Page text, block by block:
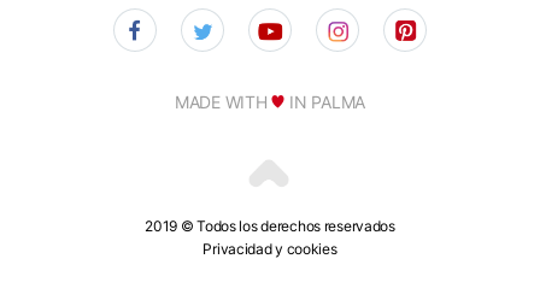
2019 © Todos los derechos reservados
Privacidad y cookies
MADE WITH IN PALMA